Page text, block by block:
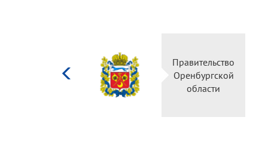
Министерство
культуры
Российской
федерации